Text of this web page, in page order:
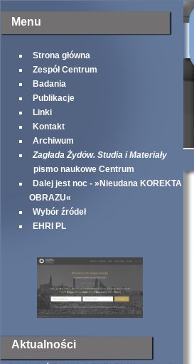
Menu
Strona główna
Zespół Centrum
Badania
Publikacje
Linki
Kontakt
Archiwum
Zagłada Żydów. Studia i Materiały
pismo naukowe Centrum
Dalej jest noc - »Nieudana KOREKTA
OBRAZU«
Wybór źródeł
EHRI PL
Aktualności